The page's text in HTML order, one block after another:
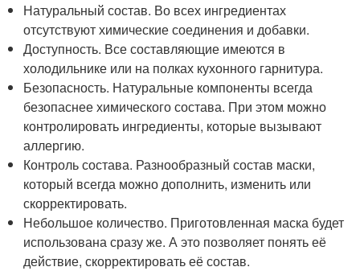
Натуральный состав. Во всех ингредиентах
отсутствуют химические соединения и добавки.
Доступность. Все составляющие имеются в
холодильнике или на полках кухонного гарнитура.
Безопасность. Натуральные компоненты всегда
безопаснее химического состава. При этом можно
контролировать ингредиенты, которые вызывают
аллергию.
Контроль состава. Разнообразный состав маски,
который всегда можно дополнить, изменить или
скорректировать.
Небольшое количество. Приготовленная маска будет
использована сразу же. А это позволяет понять её
действие, скорректировать её состав.